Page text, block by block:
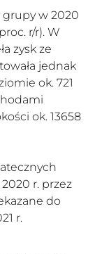
grupy w 2020
r/r). W
zysk ze
jednak
ok. 721
ok. 13658
r. przez
do
r.